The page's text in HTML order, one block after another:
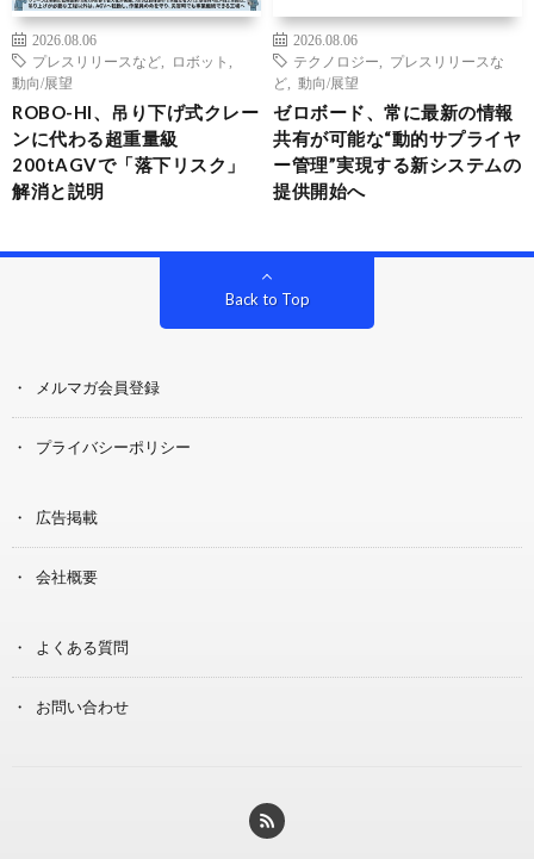
2026.08.06
プレスリリースなど
ロボット
動向/展望
ROBO-HI、吊り下げ式クレー
ンに代わる超重量級
200tAGVで「落下リスク」
解消と説明
2026.08.06
テクノロジー
プレスリリースな
ど
動向/展望
ゼロボード、常に最新の情報
共有が可能な“動的サプライヤ
ー管理”実現する新システムの
提供開始へ
Back to Top
メルマガ会員登録
プライバシーポリシー
広告掲載
会社概要
よくある質問
お問い合わせ